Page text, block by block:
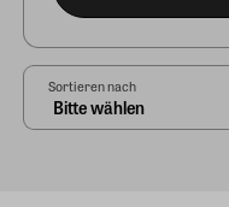
Sortieren nach